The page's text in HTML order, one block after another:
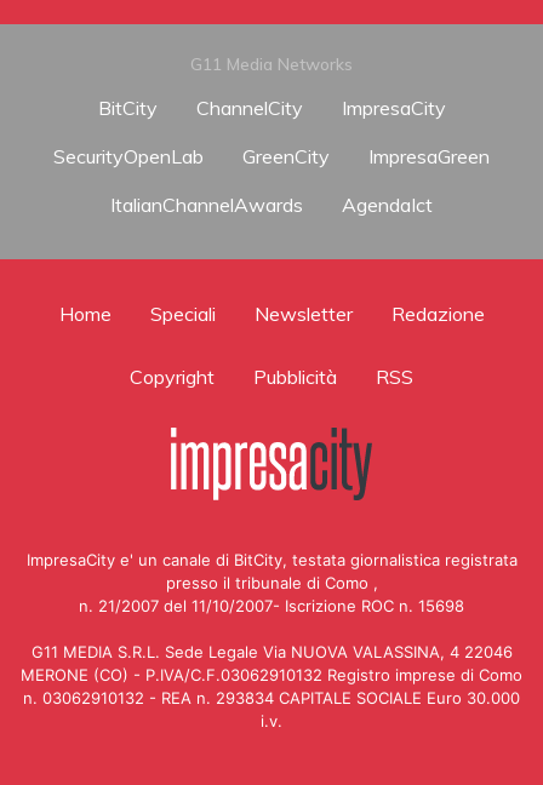
G11 Media Networks
BitCity ChannelCity
ImpresaCity
SecurityOpenLab
GreenCity
ImpresaGreen
ItalianChannelAwards
AgendaIct
Home Speciali Newsletter Redazione
Copyright Pubblicità RSS
ImpresaCity e' un canale di BitCity, testata giornalistica registrata
presso il tribunale di Como ,
n. 21/2007 del 11/10/2007- Iscrizione ROC n. 15698
G11 MEDIA S.R.L. Sede Legale Via NUOVA VALASSINA, 4 22046
MERONE (CO) - P.IVA/C.F.03062910132 Registro imprese di Como
n. 03062910132 - REA n. 293834 CAPITALE SOCIALE Euro 30.000
i.v.